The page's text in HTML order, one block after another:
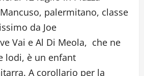
palermitano, classe
da Joe
Vai e Al Di Meola, che ne
lodi, è un enfant
A corollario per la